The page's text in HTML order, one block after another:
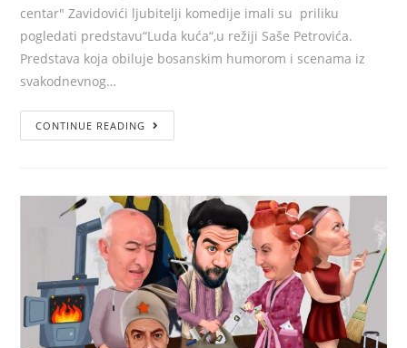
centar" Zavidovići ljubitelji komedije imali su priliku
pogledati predstavu“Luda kuća“,u režiji Saše Petrovića.
Predstava koja obiluje bosanskim humorom i scenama iz
svakodnevnog…
CONTINUE READING